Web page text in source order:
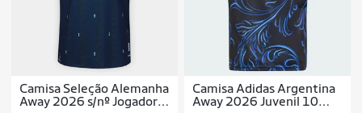
Camisa Seleção Alemanha
Away 2026 s/nº Jogador
Camisa Adidas Argentina
Away 2026 Juvenil 10